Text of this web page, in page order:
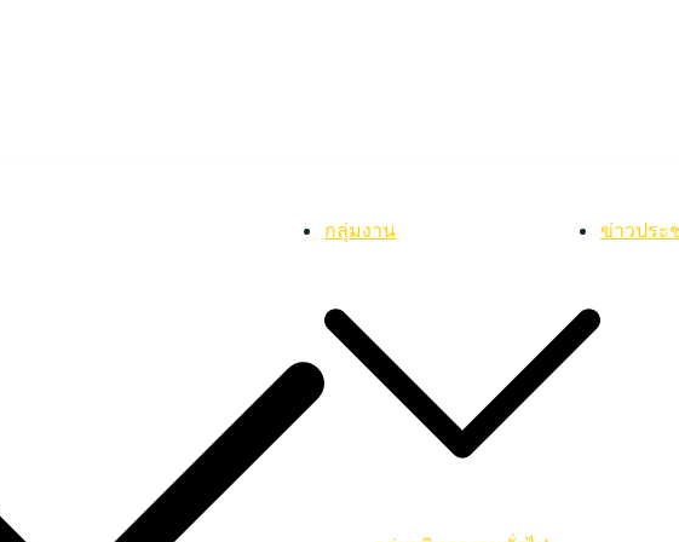
กลุ่มงาน ข่าวประ